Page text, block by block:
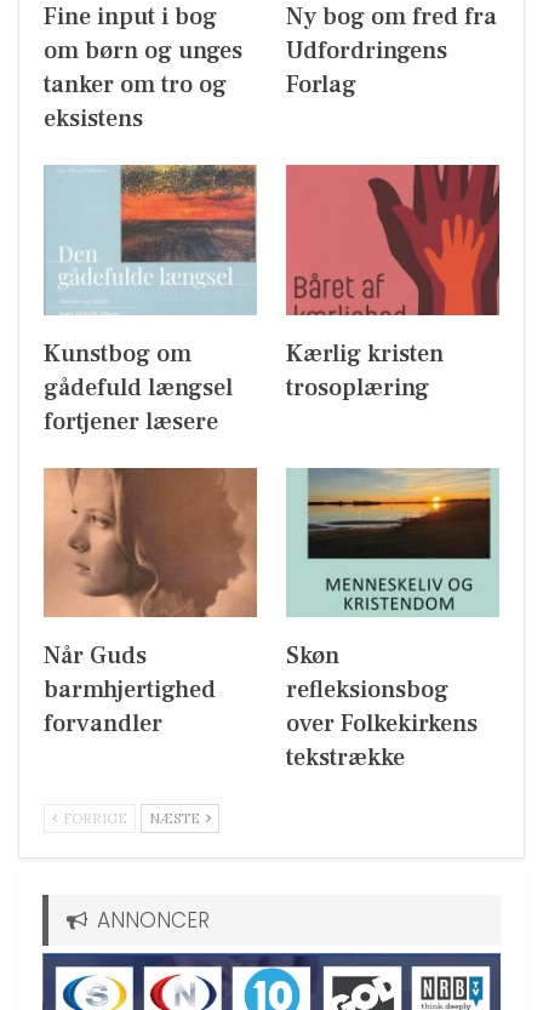
Fine input i bog
om børn og unges
tanker om tro og
eksistens
Ny bog om fred fra
Udfordringens
Forlag
Kunstbog om
gådefuld længsel
fortjener læsere
Kærlig kristen
trosoplæring
Når Guds
barmhjertighed
forvandler
Skøn
refleksionsbog
over Folkekirkens
tekstrække
FORRIGE NÆSTE
ANNONCER